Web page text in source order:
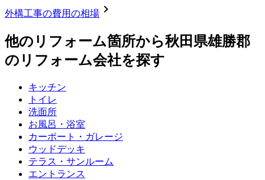
外構工事の費用の相場 chevron_right
他のリフォーム箇所から秋田県雄勝郡
のリフォーム会社を探す
キッチン
トイレ
洗面所
お風呂・浴室
カーポート・ガレージ
ウッドデッキ
テラス・サンルーム
エントランス